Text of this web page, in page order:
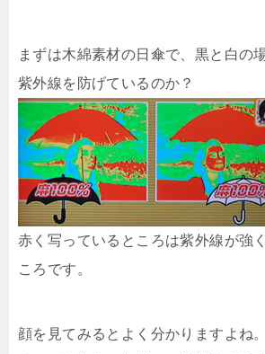
まずは木綿素材の日傘で、黒と白の
紫外線を防げているのか？
赤く写っているところは紫外線が強
ころです。
顔を見てみるとよく分かりますよね。